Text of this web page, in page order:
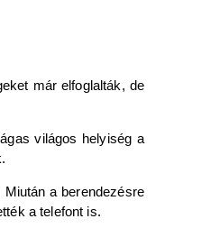
már elfoglalták, de
világos helyiség a
a berendezésre
a telefont is.